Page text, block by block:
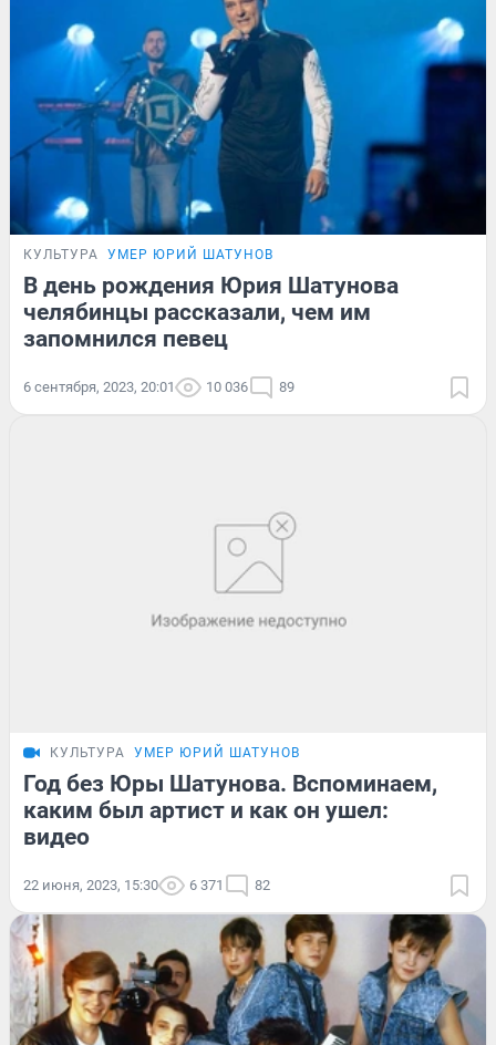
КУЛЬТУРА УМЕР ЮРИЙ ШАТУНОВ
В день рождения Юрия Шатунова
челябинцы рассказали, чем им
запомнился певец
6 сентября, 2023, 20:01 10 036 89
КУЛЬТУРА УМЕР ЮРИЙ ШАТУНОВ
Год без Юры Шатунова. Вспоминаем,
каким был артист и как он ушел:
видео
22 июня, 2023, 15:30 6 371 82